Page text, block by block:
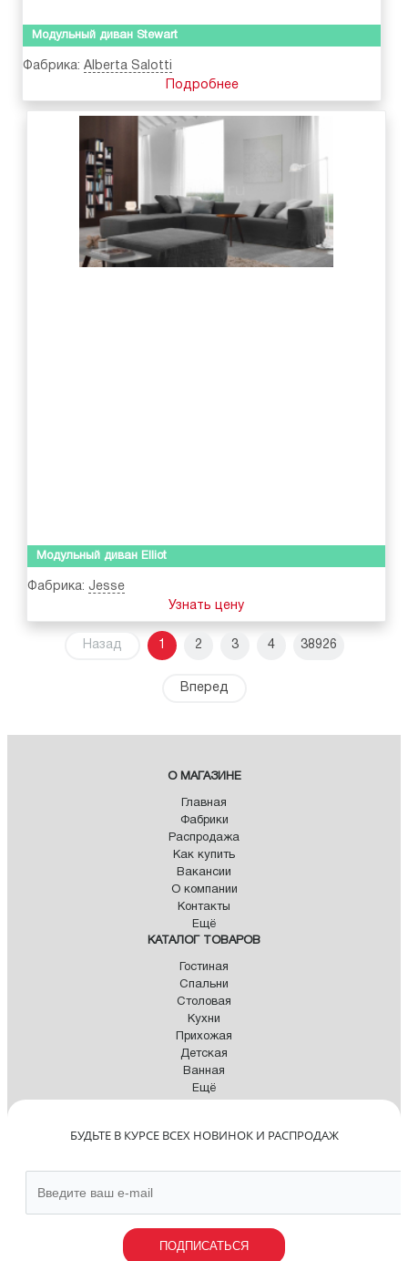
Модульный диван Stewart
Фабрика: Alberta Salotti
Подробнее
Модульный диван Elliot
Фабрика: Jesse
Узнать цену
Назад 1 2 3 4 38926
Вперед
О МАГАЗИНЕ
Главная
Фабрики
Распродажа
Как купить
Вакансии
О компании
Контакты
Ещё
КАТАЛОГ ТОВАРОВ
Гостиная
Спальни
Столовая
Кухни
Прихожая
Детская
Ванная
Ещё
БУДЬТЕ В КУРСЕ ВСЕХ НОВИНОК И РАСПРОДАЖ
ПОДПИСАТЬСЯ